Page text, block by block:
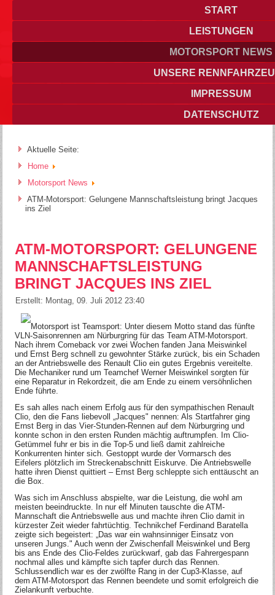
START
LEISTUNGEN
MOTORSPORT NEWS
UNSERE
IMPRESSUM
DATENSCHUTZ
Aktuelle Seite:
Home
Motorsport News
ATM-Motorsport: Gelungene Mannschaftsleistung bringt Jacques
ins Ziel
ATM-MOTORSPORT: GELUNGENE
MANNSCHAFTSLEISTUNG
BRINGT JACQUES INS ZIEL
Erstellt: Montag, 09. Juli 2012 23:40
Motorsport ist Teamsport: Unter diesem Motto stand das fünfte
VLN-Saisonrennen am Nürburgring für das Team ATM-Motorsport.
Nach ihrem Comeback vor zwei Wochen fanden Jana Meiswinkel
und Ernst Berg schnell zu gewohnter Stärke zurück, bis ein Schaden
an der Antriebswelle des Renault Clio ein gutes Ergebnis vereitelte.
Die Mechaniker rund um Teamchef Werner Meiswinkel sorgten für
eine Reparatur in Rekordzeit, die am Ende zu einem versöhnlichen
Ende führte.
Es sah alles nach einem Erfolg aus für den sympathischen Renault
Clio, den die Fans liebevoll „Jacques" nennen: Als Startfahrer ging
Ernst Berg in das Vier-Stunden-Rennen auf dem Nürburgring und
konnte schon in den ersten Runden mächtig auftrumpfen. Im Clio-
Getümmel fuhr er bis in die Top-5 und ließ damit zahlreiche
Konkurrenten hinter sich. Gestoppt wurde der Vormarsch des
Eifelers plötzlich im Streckenabschnitt Eiskurve. Die Antriebswelle
hatte ihren Dienst quittiert – Ernst Berg schleppte sich enttäuscht an
die Box.
Was sich im Anschluss abspielte, war die Leistung, die wohl am
meisten beeindruckte. In nur elf Minuten tauschte die ATM-
Mannschaft die Antriebswelle aus und machte ihren Clio damit in
kürzester Zeit wieder fahrtüchtig. Technikchef Ferdinand Baratella
zeigte sich begeistert: „Das war ein wahnsinniger Einsatz von
unseren Jungs." Auch wenn der Zwischenfall Meiswinkel und Berg
bis ans Ende des Clio-Feldes zurückwarf, gab das Fahrergespann
nochmal alles und kämpfte sich tapfer durch das Rennen.
Schlussendlich war es der zwölfte Rang in der Cup3-Klasse, auf
dem ATM-Motorsport das Rennen beendete und somit erfolgreich die
Zielankunft verbuchte.